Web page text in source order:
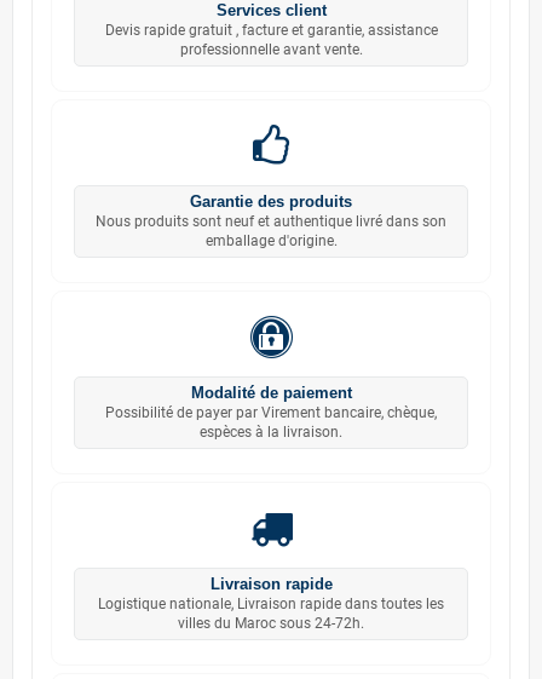
Services client
Devis rapide gratuit , facture et garantie, assistance
professionnelle avant vente.
Garantie des produits
Nous produits sont neuf et authentique livré dans son
emballage d'origine.
Modalité de paiement
Possibilité de payer par Virement bancaire, chèque,
espèces à la livraison.
Livraison rapide
Logistique nationale, Livraison rapide dans toutes les
villes du Maroc sous 24-72h.